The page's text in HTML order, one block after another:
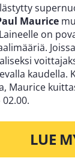
Maurice
on
kaudella.
Maurice
LUE